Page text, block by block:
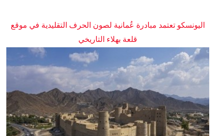
اليونسكو تعتمد مبادرة عُمانية لصون الحرف التقليدية في موقع
قلعة بهلاء التاريخي